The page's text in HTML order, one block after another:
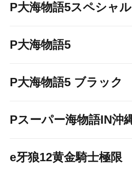
P大海物語5スペシャル
P大海物語5
P大海物語5 ブラック
Pスーパー海物語IN沖
e牙狼12黄金騎士極限